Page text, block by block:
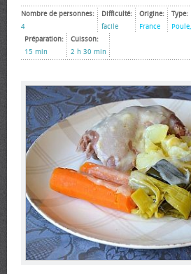
Nombre de personnes:
4
Difficulté:
facile
Origine:
France
Type:
Préparation:
15 min
Cuisson:
2 h 30 min